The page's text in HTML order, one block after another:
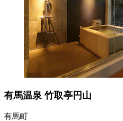
有馬温泉 竹取亭円山
有馬町